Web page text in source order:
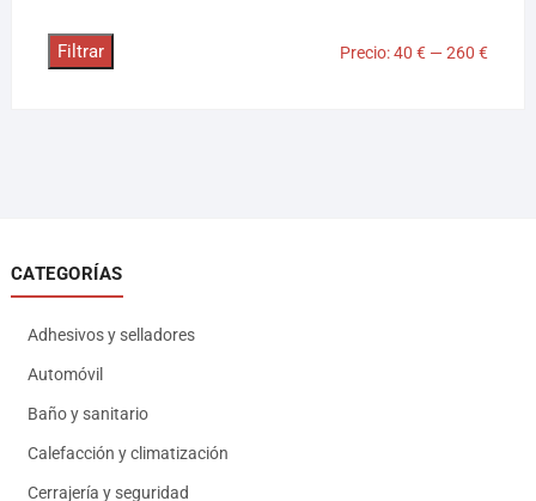
Filtrar Precio:40 € —260 €
CATEGORÍAS
Adhesivos y selladores
Automóvil
Baño y sanitario
Calefacción y climatización
Cerrajería y seguridad